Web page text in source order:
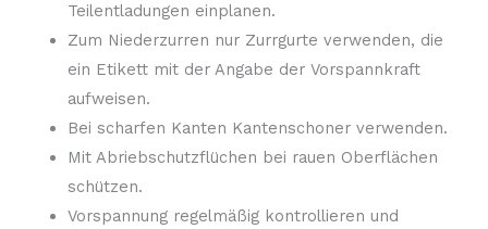
Teilentladungen einplanen.
Zum Niederzurren nur Zurrgurte verwenden, die
ein Etikett mit der Angabe der Vorspannkraft
aufweisen.
Bei scharfen Kanten Kantenschoner verwenden.
Mit Abriebschutzflüchen bei rauen Oberflächen
schützen.
Vorspannung regelmäßig kontrollieren und